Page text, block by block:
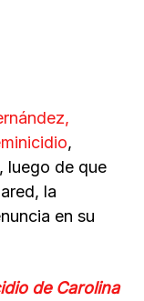
,
luego de que
la
en su
de Carolina